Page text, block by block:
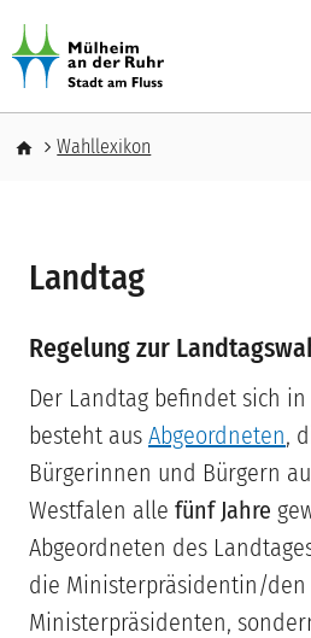
Pfadnavigation
Wahllexikon
Landtag
Regelung zur
Der Landtag befindet sich
besteht aus Abgeordneten,
Bürgerinnen und Bürgern
Westfalen alle fünf Jahre
Abgeordneten des
die Ministerpräsidentin/den
Ministerpräsidenten,